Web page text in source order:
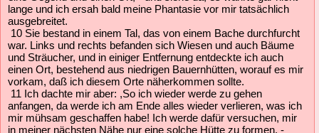
lange und ich ersah bald meine Phantasie vor mir tatsächlich
ausgebreitet.
10 Sie bestand in einem Tal, das von einem Bache durchfurcht
war. Links und rechts befanden sich Wiesen und auch Bäume
und Sträucher, und in einiger Entfernung entdeckte ich auch
einen Ort, bestehend aus niedrigen Bauernhütten, worauf es mir
vorkam, daß ich diesem Orte näherkommen sollte.
11 Ich dachte mir aber: ,So ich wieder werde zu gehen
anfangen, da werde ich am Ende alles wieder verlieren, was ich
mir mühsam geschaffen habe! Ich werde dafür versuchen, mir
in meiner nächsten Nähe nur eine solche Hütte zu formen, -